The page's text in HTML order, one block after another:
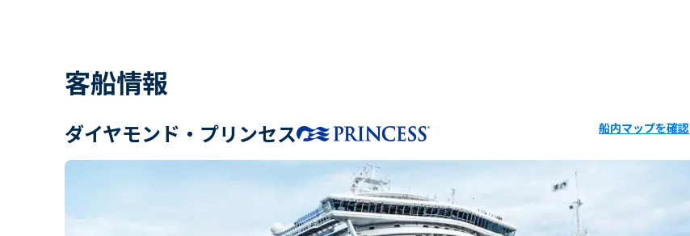
客船情報
ダイヤモンド・プリンセス 船内マップを確認